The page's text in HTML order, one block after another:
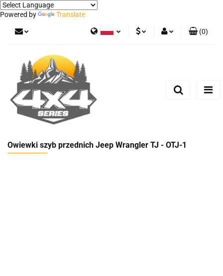
Powered by Translate
German
(0)
Owiewki szyb przednich Jeep Wrangler TJ - OTJ-1